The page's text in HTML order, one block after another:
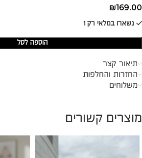
₪169.00
נשארו במלאי רק 1
הוספה לסל
תיאור קצר
החזרות והחלפות
משלוחים
מוצרים קשורים